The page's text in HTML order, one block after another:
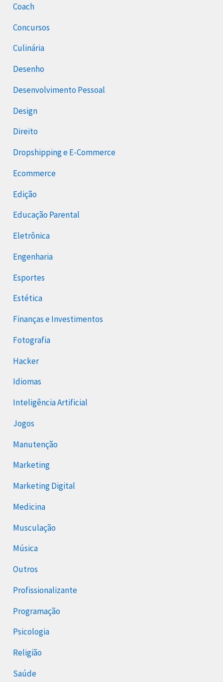
Coach
Concursos
Culinária
Desenho
Desenvolvimento Pessoal
Design
Direito
Dropshipping e E-Commerce
Ecommerce
Edição
Educação Parental
Eletrônica
Engenharia
Esportes
Estética
Finanças e Investimentos
Fotografia
Hacker
Idiomas
Inteligência Artificial
Jogos
Manutenção
Marketing
Marketing Digital
Medicina
Musculação
Música
Outros
Profissionalizante
Programação
Psicologia
Religião
Saúde